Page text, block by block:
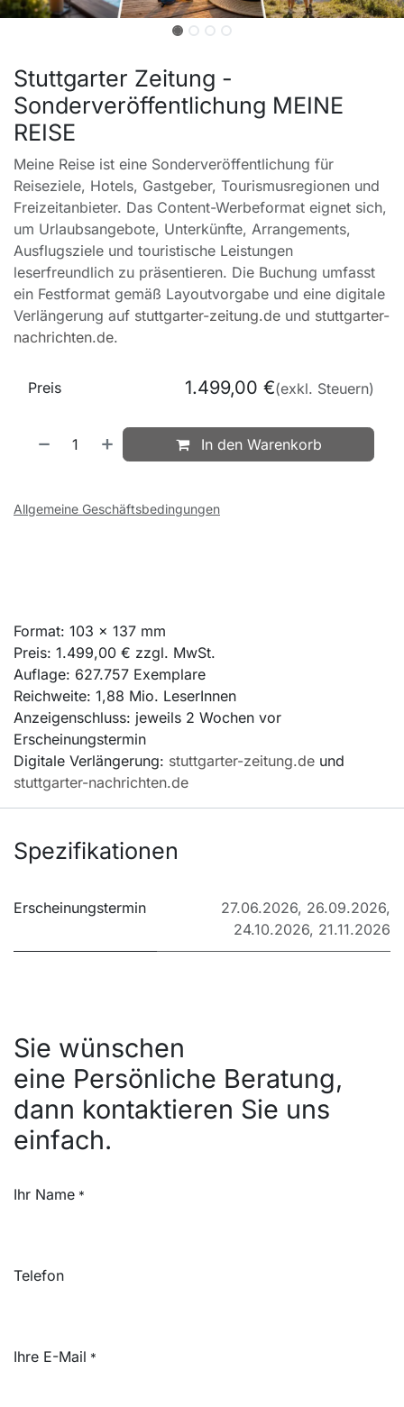
Stuttgarter Zeitung -
Sonderveröffentlichung MEINE
REISE
Meine Reise ist eine Sonderveröffentlichung für
Reiseziele, Hotels, Gastgeber, Tourismusregionen und
Freizeitanbieter. Das Content-Werbeformat eignet sich,
um Urlaubsangebote, Unterkünfte, Arrangements,
Ausflugsziele und touristische Leistungen
leserfreundlich zu präsentieren. Die Buchung umfasst
ein Festformat gemäß Layoutvorgabe und eine digitale
Verlängerung auf stuttgarter-zeitung.de und stuttgarter-
nachrichten.de.
In den Warenkorb
Preis 1.499,00 €(exkl. Steuern)
Allgemeine Geschäftsbedingungen
Format: 103 x 137 mm
Preis: 1.499,00 € zzgl. MwSt.
Auflage: 627.757 Exemplare
Reichweite: 1,88 Mio. LeserInnen
Anzeigenschluss: jeweils 2 Wochen vor
Erscheinungstermin
Digitale Verlängerung: stuttgarter-zeitung.de und
stuttgarter-nachrichten.de
Spezifikationen
Erscheinungstermin 27.06.2026, 26.09.2026,
24.10.2026, 21.11.2026
Sie wünschen
eine Persönliche Beratung,
dann kontaktieren Sie uns
einfach.
Ihr Name *
Telefon
Ihre E-Mail *